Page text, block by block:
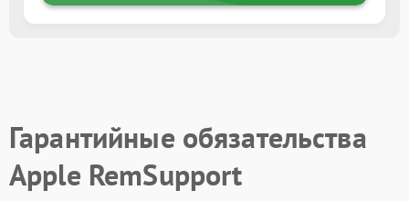
Гарантийные обязательства
Apple RemSupport